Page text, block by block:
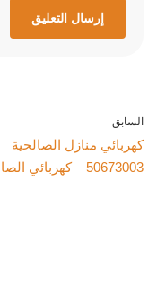
السابق
كهربائي منازل الصالحية
50673003 – كهربائي الصالحية